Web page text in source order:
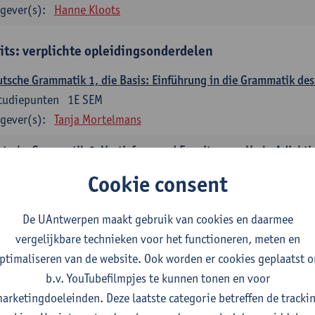
Hanne Kloots
verplichte opleidingsonderdelen
Grammatik 1, die Basis: Einführung in die Grammatik
1E SEM
Tanja Mortelmans
Grammatik 2, Vertiefung und Erweiterung: Verb,
Tanja Mortelmans
Sprachbeherrschung 1
1E/2E SEM
studiepunten
Tanja Mortelmans Alex Haider
und Gesellschaft im deutschsprachigen Raum
1E/2E SEM
studiepunten
Cookie consent
De UAntwerpen maakt gebruik van cookies en daarmee
vergelijkbare technieken voor het functioneren, meten en
van de website. Ook worden er cookies geplaatst
b.v. YouTubefilmpjes te kunnen tonen en voor
Deze laatste categorie betreffen de